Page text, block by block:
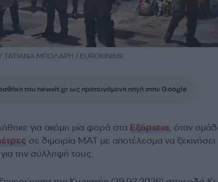
ΜΠΟΛΑΡΗ / EUROKINISSI
του newsit.gr ως προτεινόμενη πηγή στην Google
για ακόμη μία φορά στα Εξάρχεια, όταν
σε διμοιρία ΜΑΤ με αποτέλεσμα να ξεκινήσει
την σύλληψή τους.